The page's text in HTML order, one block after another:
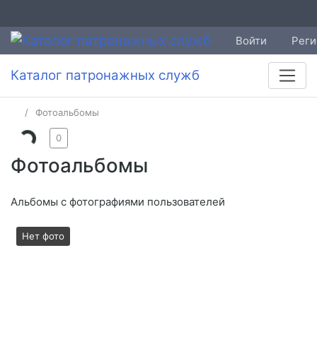
Войти
Каталог патронажных служб
Фотоальбомы
Фотоальбомы
0
Альбомы с фотографиями пользователей
Нет фото